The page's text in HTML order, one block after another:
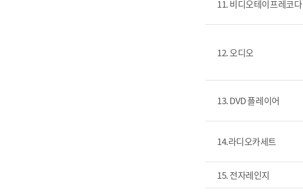
11. 비디오테이프레코다
12. 오디오
13. DVD 플레이어
14.라디오카세트
15. 전자레인지